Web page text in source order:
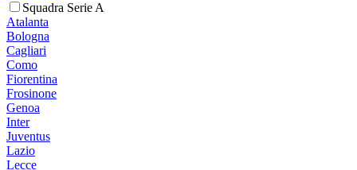
Squadra Serie A
Atalanta
Bologna
Cagliari
Como
Fiorentina
Frosinone
Genoa
Inter
Juventus
Lazio
Lecce